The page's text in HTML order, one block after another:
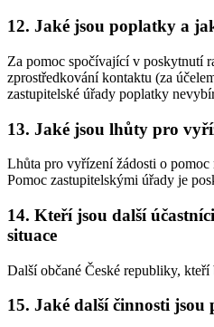
12. Jaké jsou poplatky a
Za pomoc spočívající v poskytnutí
zprostředkování kontaktu (za
zastupitelské úřady poplatky
13. Jaké jsou lhůty pro
Lhůta pro vyřízení žádosti o pomoc
Pomoc zastupitelskými úřady je
14. Kteří jsou další
situace
Další občané České republiky,
15. Jaké další činnosti jsou